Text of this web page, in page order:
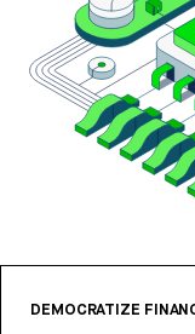
DEMOCRATIZE